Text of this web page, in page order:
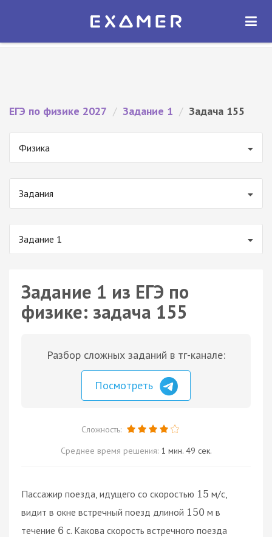
Экзамер — ЕГЭ 2027
ОТКРЫТЬ
ЕГЭ по физике 2027 / Задание 1 / Задача 155
Физика
Задания
Задание 1
Задание 1 из ЕГЭ по
физике: задача 155
Разбор сложных заданий в тг-канале:
Посмотреть
Сложность:
Среднее время решения: 1 мин. 49 сек.
Пассажир поезда, идущего со скоростью 15 м/с,
видит в окне встречный поезд длиной 150 м в
течение 6 с. Какова скорость встречного поезда